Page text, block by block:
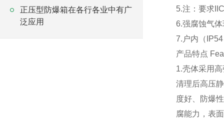
正压型防爆箱在各行各业中有广
泛应用
5.注：要求
6.强腐蚀气体
7.户内（
产品特点
1.壳体采用
清理后高压
度好、防爆
腐能力，表